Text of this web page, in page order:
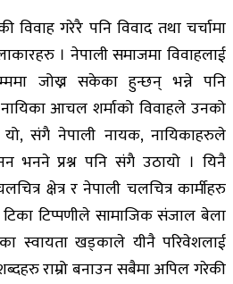
विवाह गरेरै पनि विवाद तथा चर्चामा
। नेपाली समाजमा विवाहलाई
जोख्न सकेका हुन्छन् भन्ने पनि
आचल शर्माको विवाहले उनको
संगै नेपाली नायक, नायिकाहरुले
भनने प्रश्न पनि संगै उठायो । यिनै
क्षेत्र र नेपाली चलचित्र कार्मीहरु
टिका टिप्पणीले सामाजिक संजाल बेला
स्वायता खड्काले यीनै परिवेशलाई
राम्रो बनाउन सबैमा अपिल गरेकी